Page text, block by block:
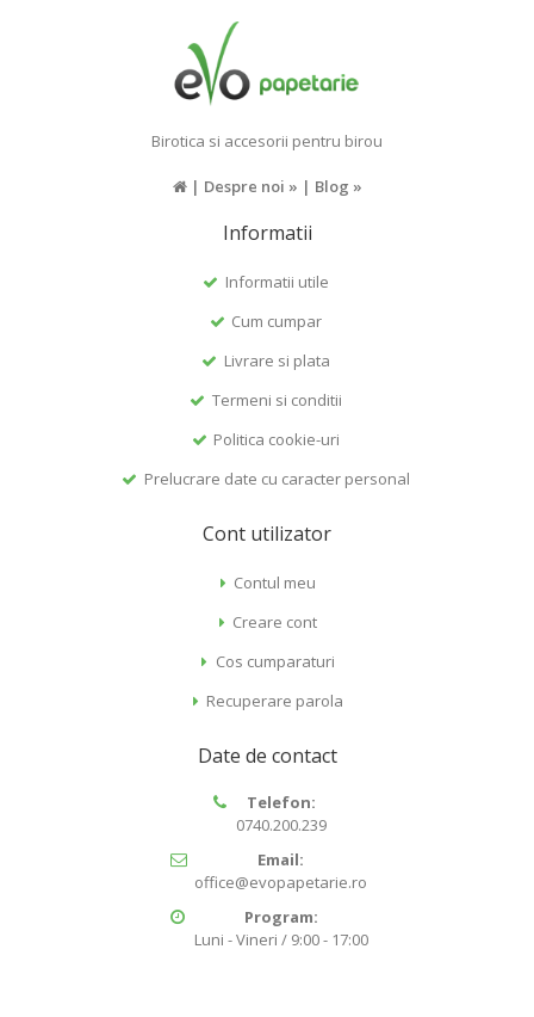
Birotica si accesorii pentru birou
| Despre noi » | Blog »
Informatii
Informatii utile
Cum cumpar
Livrare si plata
Termeni si conditii
Politica cookie-uri
Prelucrare date cu caracter personal
Cont utilizator
Contul meu
Creare cont
Cos cumparaturi
Recuperare parola
Date de contact
Telefon:
0740.200.239
Email:
office@evopapetarie.ro
Program:
Luni - Vineri / 9:00 - 17:00